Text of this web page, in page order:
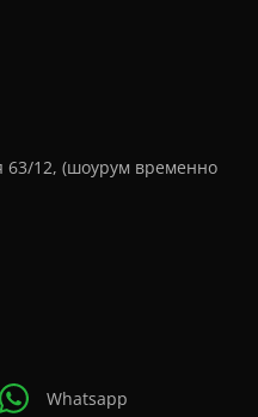
63/12, (шоурум временно
Whatsapp